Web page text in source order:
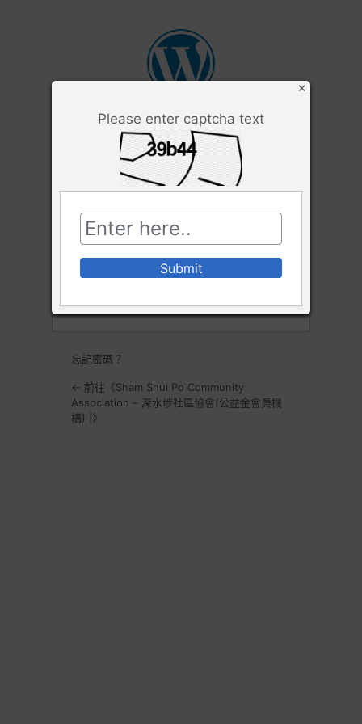
×
Please enter captcha text
使用者名稱或電子郵件地址
密碼
保持登入
忘記密碼？
← 前往《Sham Shui Po Community
Association – 深水埗社區協會(公益金會員機
構) |》